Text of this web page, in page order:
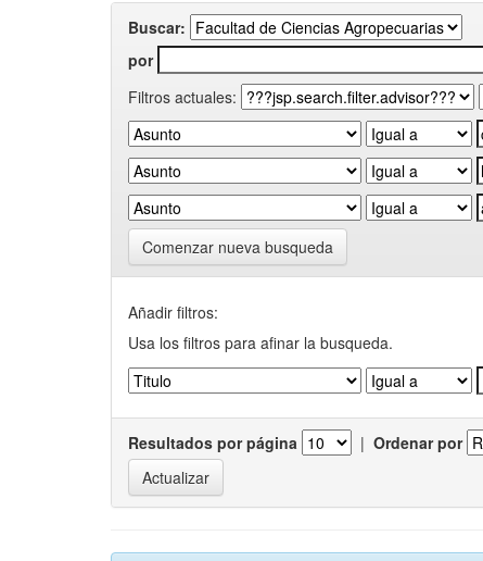
Buscar:
por
Filtros actuales:
Comenzar nueva busqueda
Añadir filtros:
Usa los filtros para afinar la busqueda.
Resultados por página | Ordenar por